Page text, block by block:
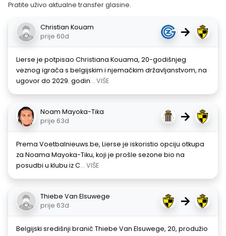
Pratite uživo aktualne transfer glasine.
Christian Kouam
prije 60d
→
Lierse je potpisao Christiana Kouama, 20-godišnjeg
veznog igrača s belgijskim i njemačkim državljanstvom, na
ugovor do 2029. godin... VIŠE
Noam Mayoka-Tika
prije 63d
→
Prema Voetbalnieuws.be, Lierse je iskoristio opciju otkupa
za Noama Mayoka-Tiku, koji je prošle sezone bio na
posudbi u klubu iz C... VIŠE
Thiebe Van Elsuwege
prije 63d
→
Belgijski središnji branič Thiebe Van Elsuwege, 20, produžio